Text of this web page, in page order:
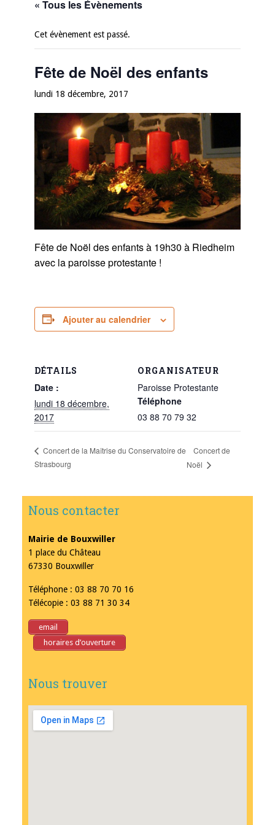
« Tous les Évènements
Cet évènement est passé.
Fête de Noël des enfants
lundi 18 décembre, 2017
Fête de Noël des enfants à 19h30 à Riedheim
avec la paroisse protestante !
Ajouter au calendrier
DÉTAILS
Date :
lundi 18 décembre,
2017
ORGANISATEUR
Paroisse Protestante
Téléphone
03 88 70 79 32
Concert de la Maîtrise du Conservatoire de
Strasbourg
Concert de
Noël
Nous contacter
Mairie de Bouxwiller
1 place du Château
67330 Bouxwiller
Téléphone : 03 88 70 70 16
Télécopie : 03 88 71 30 34
email
horaires d’ouverture
Nous trouver